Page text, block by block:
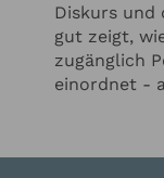
Diskurs und
gut zeigt,
zugänglich
einordnet -